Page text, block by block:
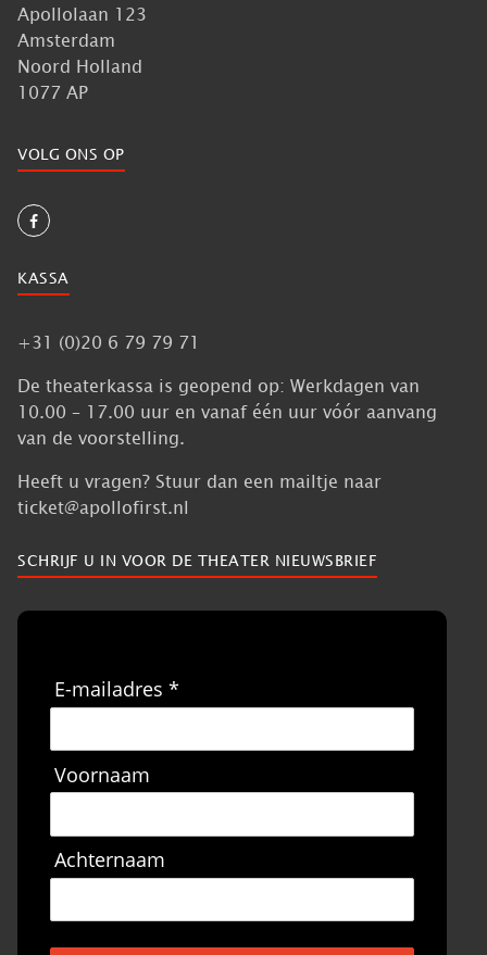
Apollolaan 123
Amsterdam
Noord Holland
1077 AP
VOLG ONS OP
KASSA
+31 (0)20 6 79 79 71
De theaterkassa is geopend op: Werkdagen van
10.00 – 17.00 uur en vanaf één uur vóór aanvang
van de voorstelling.
Heeft u vragen? Stuur dan een mailtje naar
ticket@apollofirst.nl
SCHRIJF U IN VOOR DE THEATER NIEUWSBRIEF
E-mailadres *
Voornaam
Achternaam